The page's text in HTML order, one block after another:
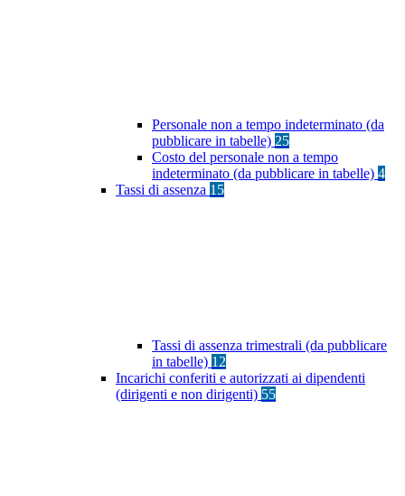
Personale non a tempo indeterminato (da
pubblicare in tabelle) 25
Costo del personale non a tempo
indeterminato (da pubblicare in tabelle) 4
Tassi di assenza 15
Tassi di assenza trimestrali (da pubblicare
in tabelle) 12
Incarichi conferiti e autorizzati ai dipendenti
(dirigenti e non dirigenti) 55